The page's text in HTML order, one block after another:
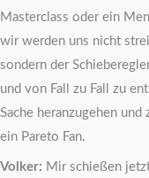
Masterclass oder ein
wir werden uns nicht
sondern der
und von Fall zu Fall zu
Sache heranzugehen
ein Pareto Fan.
Volker: Mir schießen